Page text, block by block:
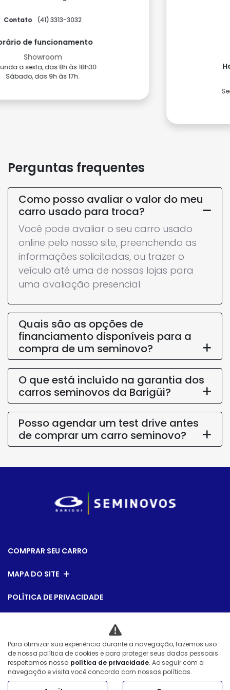
Horário de funcionamento
Sábado, das 9h às 17h.
Perguntas frequentes
Como posso avaliar o valor do meu
carro usado para troca?
Você pode avaliar o seu carro usado
online pelo nosso site, preenchendo as
informações solicitadas, ou trazer o
veículo até uma de nossas lojas para
uma avaliação presencial.
Quais são as opções de
financiamento disponíveis para a
compra de um seminovo?
O que está incluído na garantia dos
carros seminovos da Barigüi?
Posso agendar um test drive antes
de comprar um carro seminovo?
COMPRAR SEU CARRO
MAPA DO SITE
POLÍTICA DE PRIVACIDADE
Vox Comercio de Automoveis Ltda
CNPJ: 08.540.795/0007-28
Desacelere. Seu bem maior é a vida.
Para otimizar sua experiência durante a navegação, fazemos uso
de nossa política de cookies e para proteger seus dados pessoais
respeitamos nossa política de privacidade. Ao seguir com a
navegação e visita você concorda com nossas políticas.